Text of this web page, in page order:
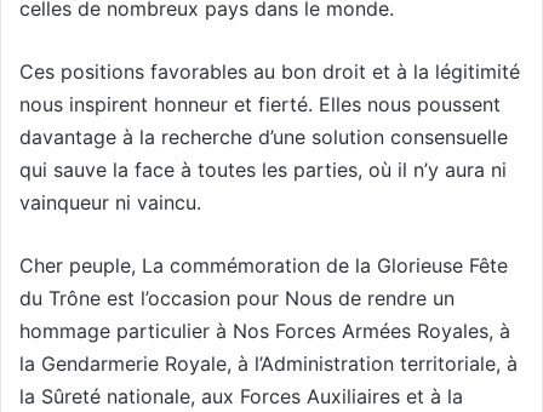
celles de nombreux pays dans le monde.
Ces positions favorables au bon droit et à la légitimité
nous inspirent honneur et fierté. Elles nous poussent
davantage à la recherche d’une solution consensuelle
qui sauve la face à toutes les parties, où il n’y aura ni
vainqueur ni vaincu.
Cher peuple, La commémoration de la Glorieuse Fête
du Trône est l’occasion pour Nous de rendre un
hommage particulier à Nos Forces Armées Royales, à
la Gendarmerie Royale, à l’Administration territoriale, à
la Sûreté nationale, aux Forces Auxiliaires et à la